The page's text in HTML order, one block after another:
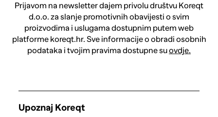
Prijavom na newsletter dajem privolu društvu Koreqt
d.o.o. za slanje promotivnih obavijesti o svim
proizvodima i uslugama dostupnim putem web
platforme koreqt.hr. Sve informacije o obradi osobnih
podataka i tvojim pravima dostupne suovdje.
Upoznaj Koreqt